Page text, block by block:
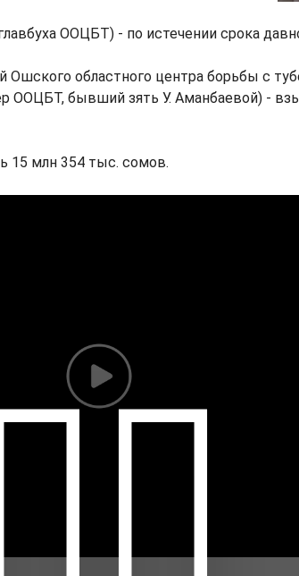
ООЦБТ) - по истечении срока
областного центра борьбы с
ООЦБТ, бывший зять У. Аманбаевой) -
15 млн 354 тыс. сомов.